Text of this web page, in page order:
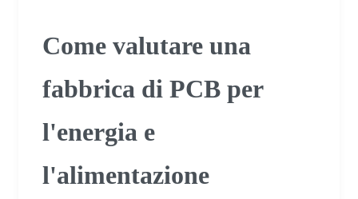
Come valutare una
fabbrica di PCB per
l'energia e
l'alimentazione